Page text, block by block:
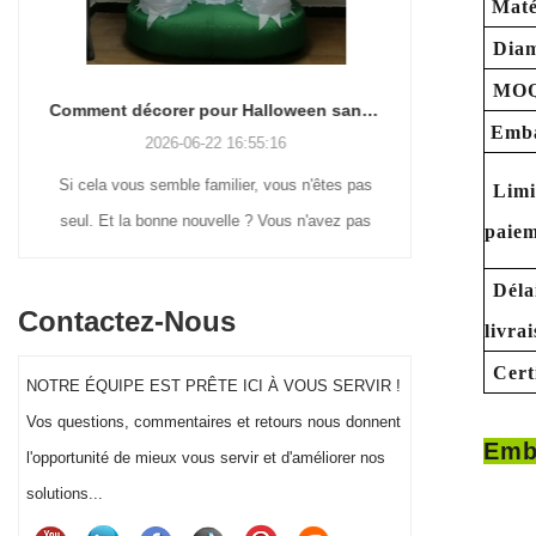
Comment décorer pour Halloween sans perdre la tête (ou votre week-end)
2026-06-22 16:55:16
Si cela vous semble familier, vous n'êtes pas
seul. Et la bonne nouvelle ? Vous n'avez pas
d'Halloween de votre cour se démarque
De
d’affichage
moulés
floquées
segment de
significatif
Contactez-Nous
NOTRE ÉQUIPE EST PRÊTE ICI À VOUS SERVIR !
Vos questions, commentaires et retours nous donnent
l'opportunité de mieux vous servir et d'améliorer nos
solutions...